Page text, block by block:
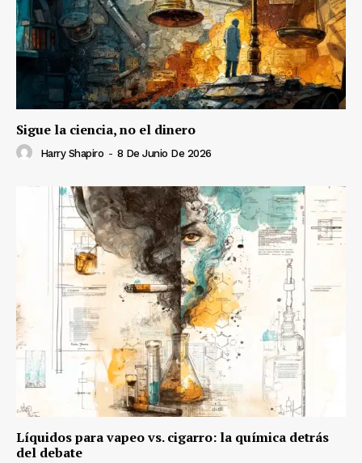
Sigue la ciencia, no el dinero
Harry Shapiro - 8 De Junio De 2026
Líquidos para vapeo vs. cigarro: la química detrás
del debate